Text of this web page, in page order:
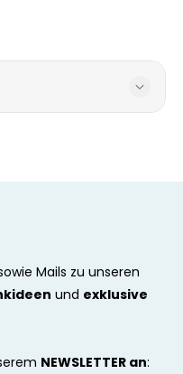
Mails zu unseren
und exklusive
NEWSLETTER an: